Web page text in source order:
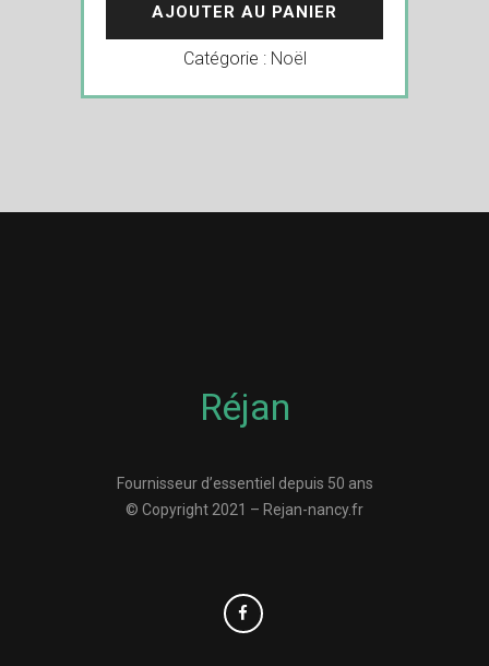
AJOUTER AU PANIER
Catégorie : Noël
Réjan
Fournisseur d’essentiel depuis 50 ans
© Copyright 2021 – Rejan-nancy.fr